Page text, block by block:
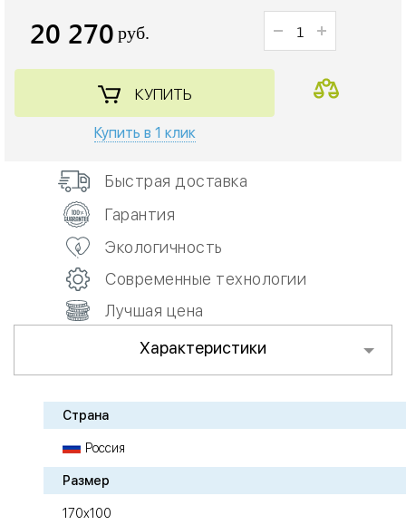
20 270 руб.
КУПИТЬ
Купить в 1 клик
Быстрая доставка
Гарантия
Экологичность
Современные технологии
Лучшая цена
Характеристики
Страна
Россия
Размер
170х100